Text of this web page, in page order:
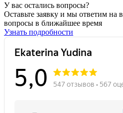
У вас остались вопросы?
Оставьте заявку и мы ответим на
вопросы в ближайшее время
Узнать подробности